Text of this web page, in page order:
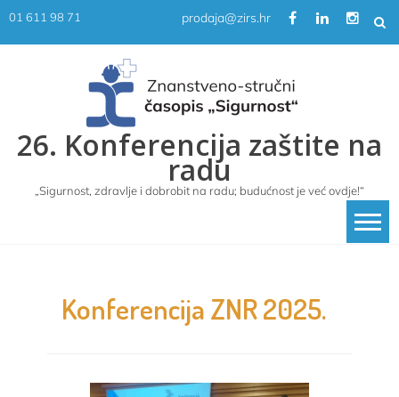
Skip01 611 98 71 prodaja@zirs.hr
26. Konferencija zaštite na
radu
„Sigurnost, zdravlje i dobrobit na radu; budućnost je već ovdje!“
Konferencija ZNR 2025.